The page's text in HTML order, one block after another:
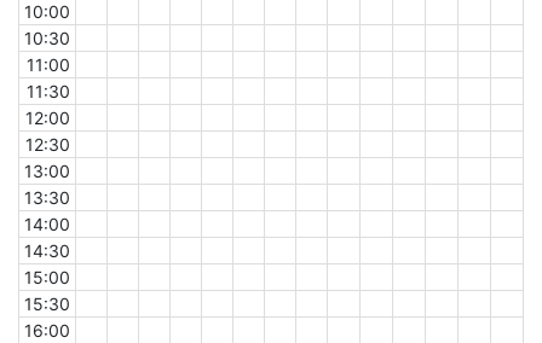
10:00
10:30
11:00
11:30
12:00
12:30
13:00
13:30
14:00
14:30
15:00
15:30
16:00